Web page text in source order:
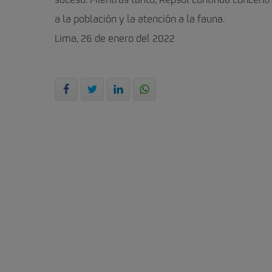
a la población y la atención a la fauna.
Lima, 26 de enero del 2022